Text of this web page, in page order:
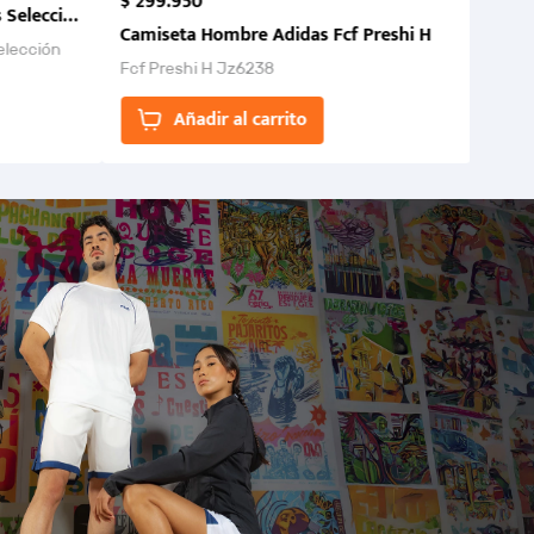
Colombia FCF 2026.
Camiseta Hombre Adidas Fcf Preshi H
Fcf Preshi H Jz6238
Añadir al carrito